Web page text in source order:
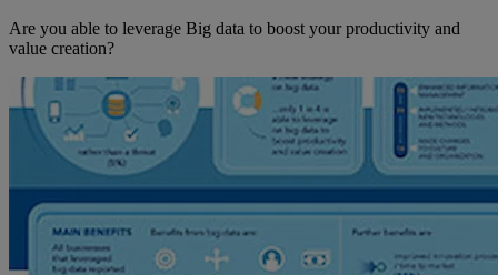
Are you able to leverage Big data to boost your productivity and
value creation?